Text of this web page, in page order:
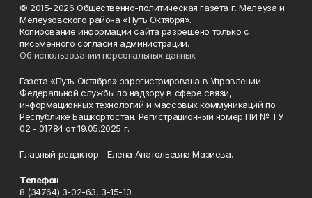
© 2015-2026 Общественно-политическая газета г. Мелеуза и
Мелеузовского района «Путь Октября».
Копирование информации сайта разрешено только с
письменного согласия администрации.
Об использовании персональных данных
Газета «Путь Октября» зарегистрирована в Управлении
Федеральной службы по надзору в сфере связи,
информационных технологий и массовых коммуникаций по
Республике Башкортостан. Регистрационный номер ПИ № ТУ
02 - 01784 от 19.05.2025 г.
Главный редактор - Елена Анатольевна Мазиева.
Телефон
8 (34764) 3-02-63, 3-15-10.